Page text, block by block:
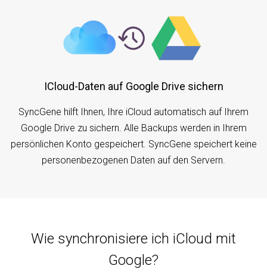
iCloud-Daten auf Google Drive sichern
SyncGene hilft Ihnen, Ihre iCloud automatisch auf Ihrem
Google Drive zu sichern. Alle Backups werden in Ihrem
persönlichen Konto gespeichert. SyncGene speichert keine
personenbezogenen Daten auf den Servern.
Wie synchronisiere ich iCloud mit
Google?